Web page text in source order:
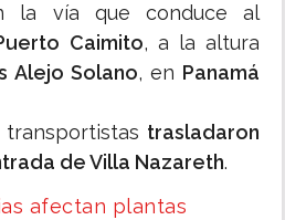
la vía que conduce al
Caimito, a la altura
Alejo Solano, en Panamá
trasladaron
de Villa Nazareth.
afectan plantas